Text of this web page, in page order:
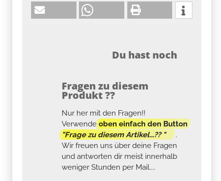
Du hast noch
Fragen zu diesem
Produkt ??
Nur her mit den Fragen!!
Verwendeoben einfach den Button
"Frage zu diesem Artikel...?? "
.
Wir freuen uns über deine Fragen
und antworten dir meist innerhalb
weniger Stunden per Mail....